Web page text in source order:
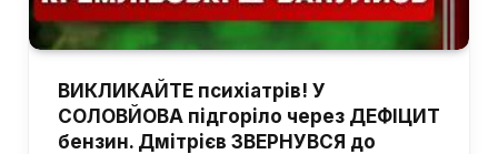
ВИКЛИКАЙТЕ психіатрів! У
СОЛОВЙОВА підгоріло через ДЕФІЦИТ
бензин. Дмітрієв ЗВЕРНУВСЯ до